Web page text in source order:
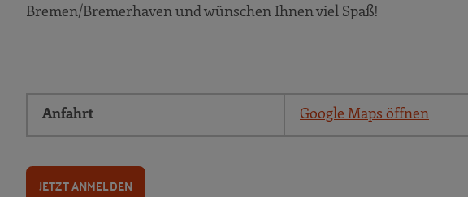
Bremen/Bremerhaven und wünschen Ihnen viel Spaß!
Anfahrt Google Maps öffnen
JETZT ANMELDEN